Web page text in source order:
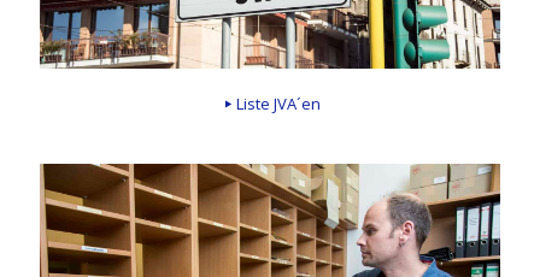
Liste JVA´en